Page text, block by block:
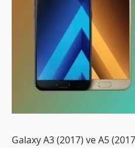
Galaxy A3 (2017) ve A5